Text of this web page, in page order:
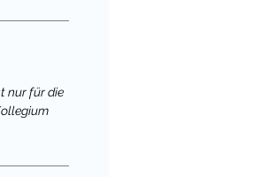
nur für die